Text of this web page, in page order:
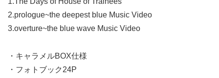
2.prologue~the deepest blue Music Video
3.overture~the blue wave Music Video
・キャラメルBOX仕様
・フォトブック24P